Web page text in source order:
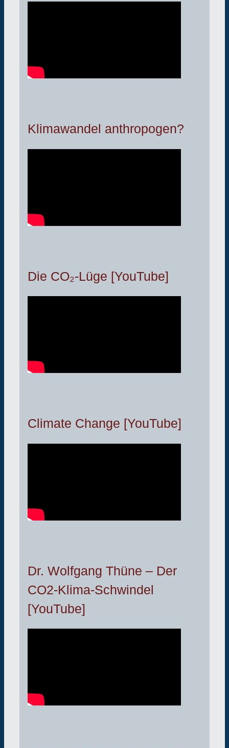
Klimawandel anthropogen?
Die CO₂-Lüge [YouTube]
Climate Change [YouTube]
Dr. Wolfgang Thüne – Der
CO2-Klima-Schwindel
[YouTube]